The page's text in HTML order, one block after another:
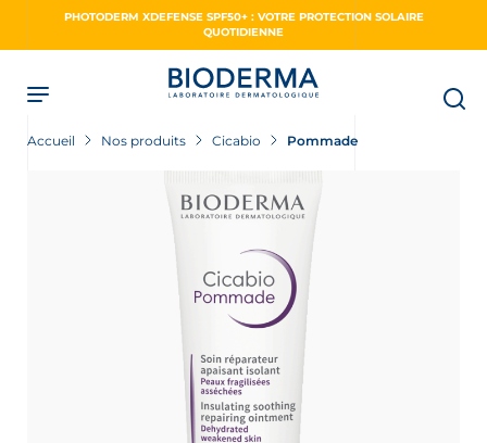
PHOTODERM XDEFENSE SPF50+ : VOTRE PROTECTION SOLAIRE
QUOTIDIENNE
Accueil Nos produits Cicabio Pommade